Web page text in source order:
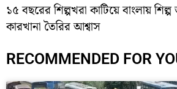
১৫ বছরের শিল্পখরা কাটিয়ে বাংলায়
কারখানা তৈরির আশ্বাস
RECOMMENDED FOR